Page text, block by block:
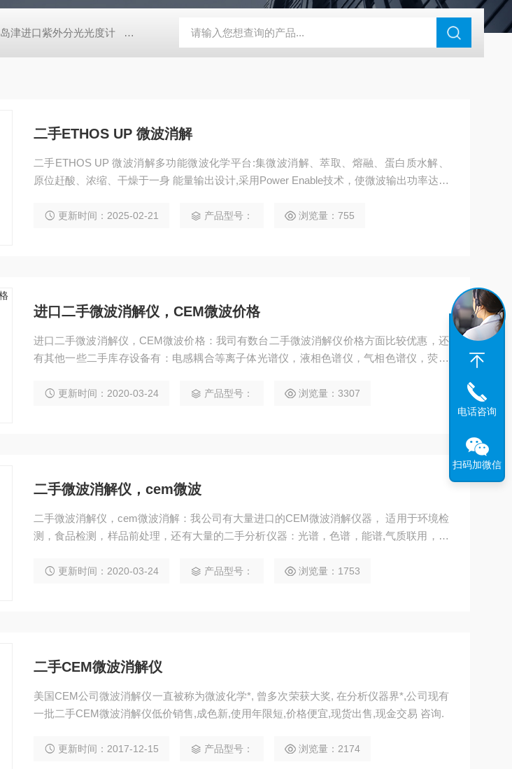
岛津进口紫外分光光度计 蔡司MERLIN系列场发射扫描电镜 瑞士万通水分仪 布鲁克SkyScan2211高分
二手ETHOS UP 微波消解
二手ETHOS UP 微波消解多功能微波化学平台:集微波消解、萃取、熔融、蛋白质水解、
原位赶酸、浓缩、干燥于一身 能量输出设计,采用Power Enable技术，使微波输出功率达到
l高温高压微波消解转子，在满足更大样品量的同时单次处理样品数量更多。
更新时间：2025-02-21 产品型号： 浏览量：755
进口二手微波消解仪，CEM微波价格
进口二手微波消解仪，CEM微波价格：我司有数台二手微波消解仪价格方面比较优惠，还
有其他一些二手库存设备有：电感耦合等离子体光谱仪，液相色谱仪，气相色谱仪，荧光
养，气相色谱质谱联用仪，液相色谱质谱联用仪。欢迎客户前来咨询。
更新时间：2020-03-24 产品型号： 浏览量：3307
二手微波消解仪，cem微波
二手微波消解仪，cem微波消解：我公司有大量进口的CEM微波消解仪器， 适用于环境检
测，食品检测，样品前处理，还有大量的二手分析仪器：光谱，色谱，能谱,气质联用，液
更新时间：2020-03-24 产品型号： 浏览量：1753
二手CEM微波消解仪
美国CEM公司微波消解仪一直被称为微波化学*, 曾多次荣获大奖, 在分析仪器界*,公司现有
一批二手CEM微波消解仪低价销售,成色新,使用年限短,价格便宜,现货出售,现金交易 咨询.
更新时间：2017-12-15 产品型号： 浏览量：2174
电话咨询
扫码加微信